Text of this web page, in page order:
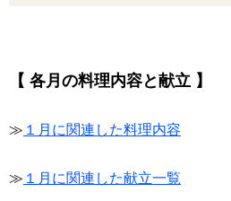
【 各月の料理内容と献立 】
≫ １月に関連した料理内容
≫ １月に関連した献立一覧